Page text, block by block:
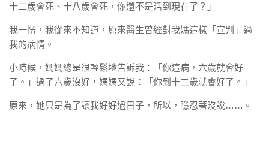
十二歲會死、十八歲會死，你還不是活到現在了？」
我一愣，我從來不知道，原來醫生曾經對我媽這樣「宣判」過
我的病情。
小時候，媽媽總是很輕鬆地告訴我：「你這病，六歲就會好
了。」過了六歲沒好，媽媽又說：「你到十二歲就會好了。」
原來，她只是為了讓我好好過日子，所以，隱忍著沒說……。